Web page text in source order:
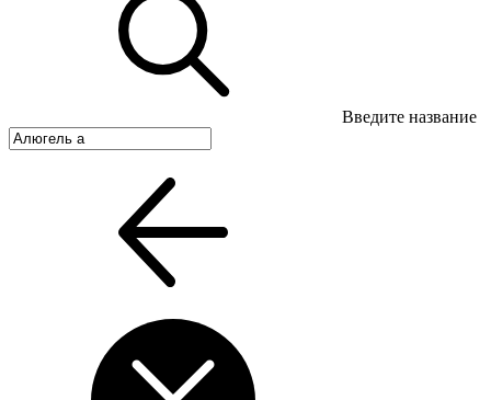
Введите название